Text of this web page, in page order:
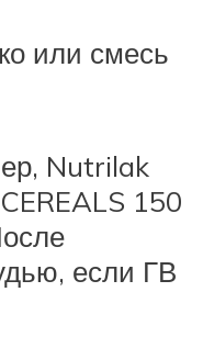
или смесь
Nutrilak
150
если ГВ